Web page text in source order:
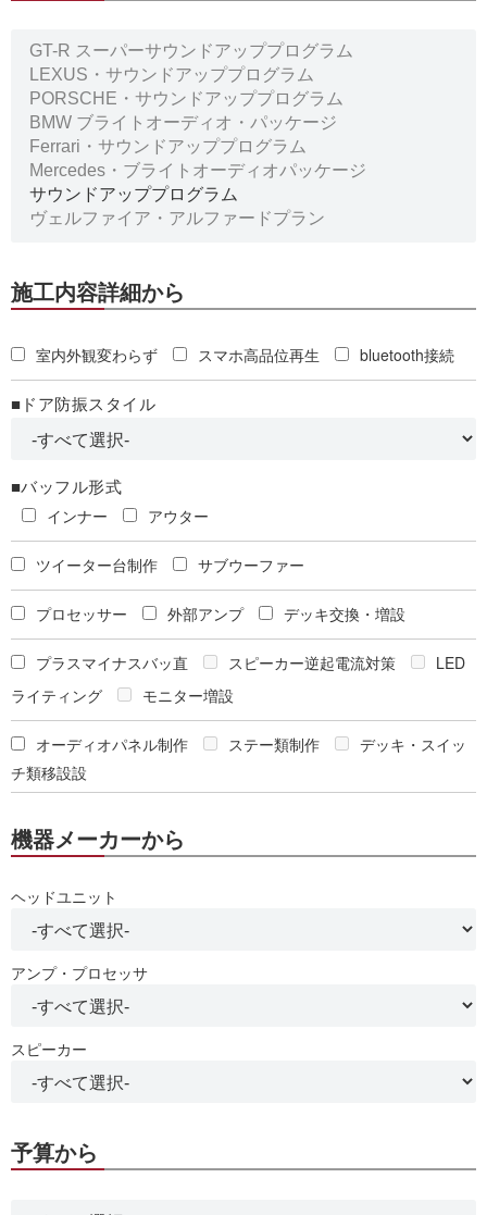
施工内容詳細から
室内外観変わらず スマホ高品位再生 bluetooth接続
■ドア防振スタイル
■バッフル形式
インナー アウター
ツイーター台制作 サブウーファー
プロセッサー 外部アンプ デッキ交換・増設
プラスマイナスバッ直 スピーカー逆起電流対策
LED
ライティング
モニター増設
オーディオパネル制作 ステー類制作
デッキ・スイッ
チ類移設設
機器メーカーから
ヘッドユニット
アンプ・プロセッサ
スピーカー
予算から